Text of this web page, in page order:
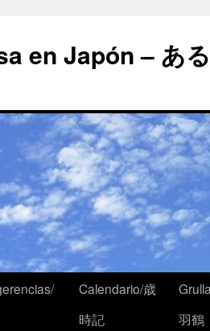
en Japón – あ
Calendario/歳
時記
羽鶴